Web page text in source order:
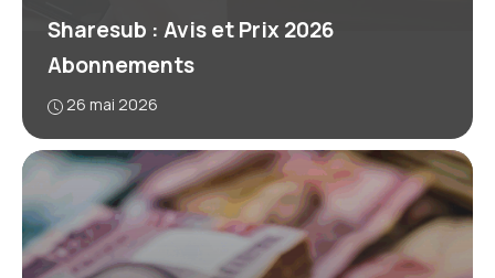
Sharesub : Avis et Prix 2026
Abonnements
26 mai 2026